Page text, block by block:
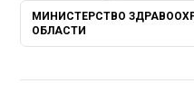
МИНИСТЕРСТВО
ОБЛАСТИ